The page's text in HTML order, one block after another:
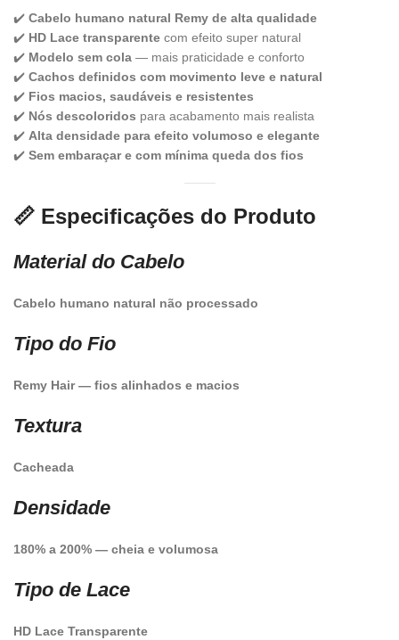
✔️ Cabelo humano natural Remy de alta qualidade
✔️ HD Lace transparente com efeito super natural
✔️ Modelo sem cola — mais praticidade e conforto
✔️ Cachos definidos com movimento leve e natural
✔️ Fios macios, saudáveis e resistentes
✔️ Nós descoloridos para acabamento mais realista
✔️ Alta densidade para efeito volumoso e elegante
✔️ Sem embaraçar e com mínima queda dos fios
📏 Especificações do Produto
Material do Cabelo
Cabelo humano natural não processado
Tipo do Fio
Remy Hair — fios alinhados e macios
Textura
Cacheada
Densidade
180% a 200% — cheia e volumosa
Tipo de Lace
HD Lace Transparente